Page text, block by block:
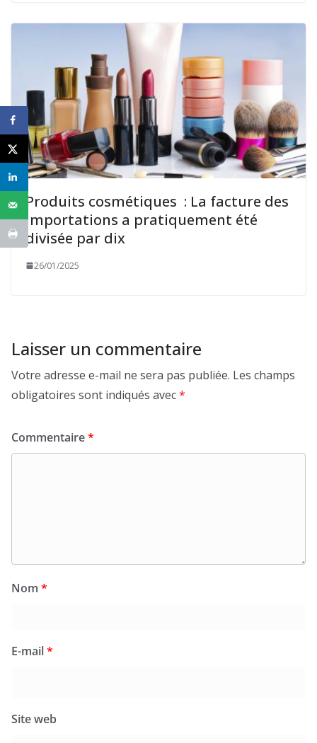
Produits cosmétiques : La facture des
importations a pratiquement été
divisée par dix
26/01/2025
Laisser un commentaire
Votre adresse e-mail ne sera pas publiée. Les champs
obligatoires sont indiqués avec*
Commentaire*
Nom *
E-mail*
Site web